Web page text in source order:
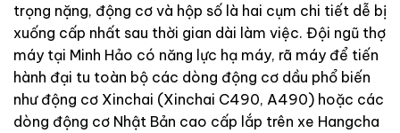
trọng nặng, động cơ và hộp số là hai cụm chi tiết dễ bị
xuống cấp nhất sau thời gian dài làm việc. Đội ngũ thợ
máy tại Minh Hảo có năng lực hạ máy, rã máy để tiến
hành đại tu toàn bộ các dòng động cơ dầu phổ biến
như động cơ Xinchai (Xinchai C490, A490) hoặc các
dòng động cơ Nhật Bản cao cấp lắp trên xe Hangcha